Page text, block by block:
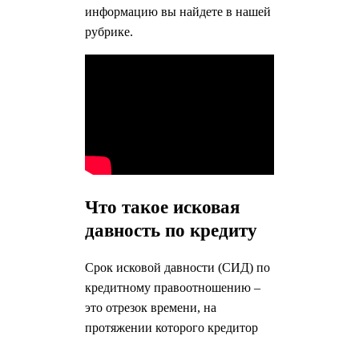
информацию вы найдете в нашей
рубрике.
Что такое исковая
давность по кредиту
Срок исковой давности (СИД) по
кредитному правоотношению –
это отрезок времени, на
протяжении которого кредитор